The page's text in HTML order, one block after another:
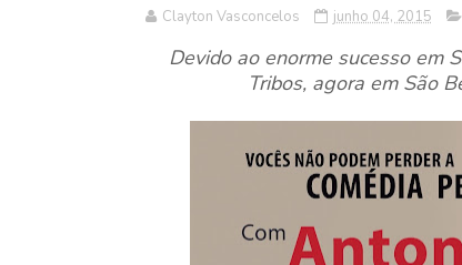
Clayton Vasconcelos junho 04, 2015
Devido ao enorme sucesso em
Tribos, agora em São